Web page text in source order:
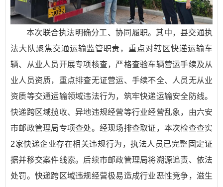
本次联合执法明确分工、协同履职。其中，县交通执
法大队聚焦交通运输监管职责，重点对辖区快递运输车
辆、从业人员开展专项核查，严格查验车辆营运手续及从
业人员资质，重点排查无证营运、手续不全、人员无从业
资质等交通运输领域违法行为，筑牢快递运输安全防线。
快递跨区域揽收、异地违规经营等行业经营乱象，由六安
市邮政管理局专项查处。经现场排查取证，本次检查查实
2家快递企业存在相关违规行为，执法人员已完整固定证
据并移交案件线索。后续市邮政管理局将溯源追责、依法
处罚。快递跨区域违规经营极易造成行业恶性竞争，滋生